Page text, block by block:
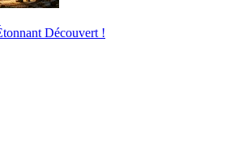
Découvert !